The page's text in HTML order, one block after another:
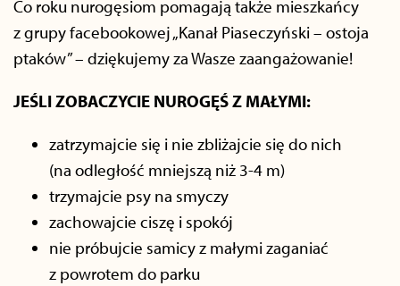
Co roku nurogęsiom pomagają także mieszkańcy
z grupy facebookowej „Kanał Piaseczyński – ostoja
ptaków” – dziękujemy za Wasze zaangażowanie!
JEŚLI ZOBACZYCIE NUROGĘŚ Z MAŁYMI:
zatrzymajcie się i nie zbliżajcie się do nich
(na odległość mniejszą niż 3-4 m)
trzymajcie psy na smyczy
zachowajcie ciszę i spokój
nie próbujcie samicy z małymi zaganiać
z powrotem do parku